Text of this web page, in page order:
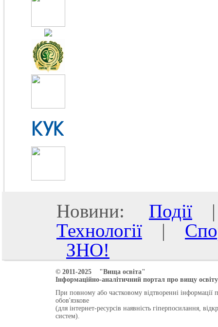
Новини: Події
Технології |
ЗНО!
© 2011-2025 "Вища освіта"
Інформаційно-аналітичний портал про вищу
При повному або частковому відтворенні інформації
обов'язкове
(для інтернет-ресурсів наявність гіперпосилання,
систем).